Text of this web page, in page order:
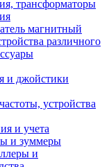
трансформаторы
магнитный
различного
и джойстики
устройства
и учета
и зуммеры
и